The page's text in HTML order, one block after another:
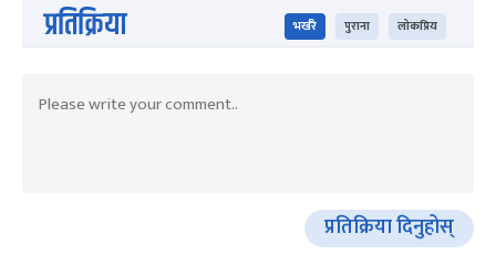
प्रतिक्रिया भर्खरै पुराना लोकप्रिय
प्रतिक्रिया दिनुहोस्